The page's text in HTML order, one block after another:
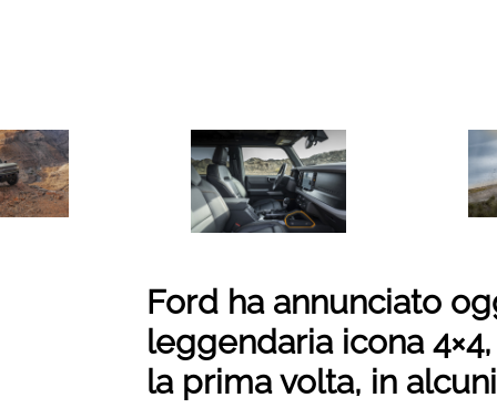
Ford ha annunciato
leggendaria icona
la prima volta, in